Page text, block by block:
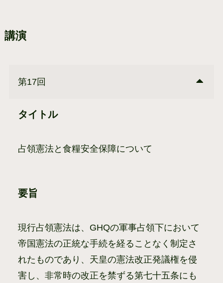
講演
第17回
タイトル
占領憲法と食糧安全保障について
要旨
現行占領憲法は、GHQの軍事占領下において
帝国憲法の正統な手続を経ることなく制定さ
れたものであり、天皇の憲法改正発議権を侵
害し、非常時の改正を禁ずる第七十五条にも